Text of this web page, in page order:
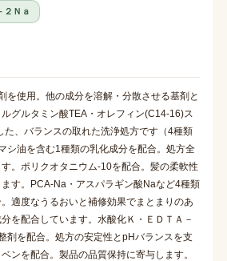
２Ｎａ
を使用。他の成分を溶解・分散させる基剤と
グルタミン酸TEA・オレフィン(C14-16)ス
た、バランスの取れた洗浄処方です（4種類
シ油を含む1種類の乳化成分を配合。処方全
。ポリクオタニウム-10を配合。髪の柔軟性
す。PCA-Na・アスパラギン酸Naなど4種類
適度なうるおいと補修効果でまとまりのあ
を配合しています。水酸化Ｋ・ＥＤＴＡ－
剤を配合。処方の安定性とpHバランスを支
ンを配合。製品の品質保持に寄与します。